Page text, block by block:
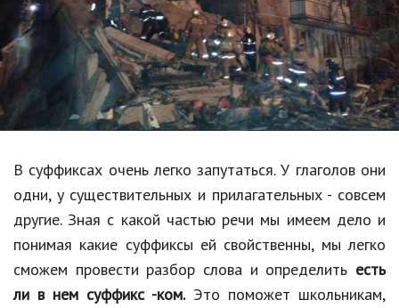
Политика
Образование
В мире
Культура
Спорт
Знаменитости
Статьи
В суффиксах очень легко запутаться. У глаголов они
одни, у существительных и прилагательных - совсем
другие. Зная с какой частью речи мы имеем дело и
понимая какие суффиксы ей свойственны, мы легко
сможем провести разбор слова и определить есть
ли в нем суффикс -ком.Это поможет школьникам,